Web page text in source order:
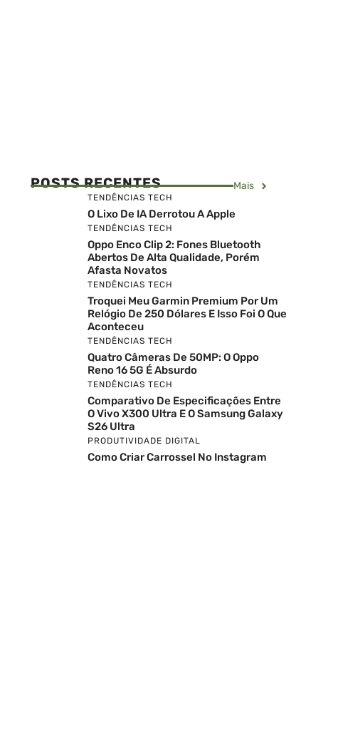
POSTS RECENTES Mais
TENDÊNCIAS TECH
O Lixo De IA Derrotou A Apple
TENDÊNCIAS TECH
Oppo Enco Clip 2: Fones Bluetooth
Abertos De Alta Qualidade, Porém
Afasta Novatos
TENDÊNCIAS TECH
Troquei Meu Garmin Premium Por Um
Relógio De 250 Dólares E Isso Foi O Que
Aconteceu
TENDÊNCIAS TECH
Quatro Câmeras De 50MP: O Oppo
Reno 16 5G É Absurdo
TENDÊNCIAS TECH
Comparativo De Especificações Entre
O Vivo X300 Ultra E O Samsung Galaxy
S26 Ultra
PRODUTIVIDADE DIGITAL
Como Criar Carrossel No Instagram